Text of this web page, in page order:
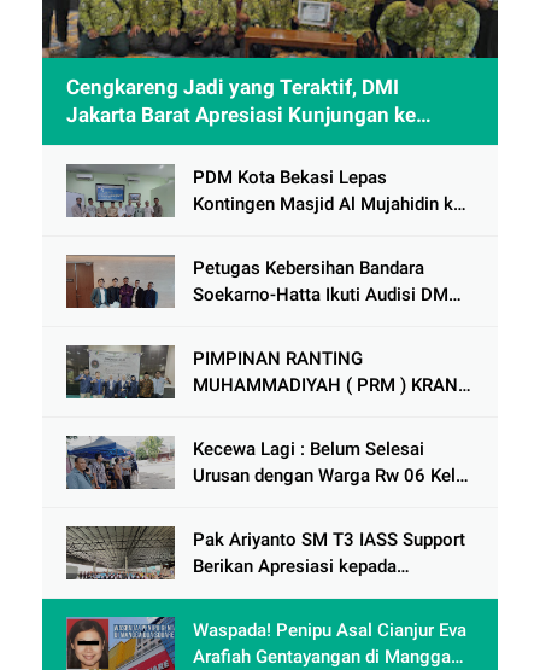
Cengkareng Jadi yang Teraktif, DMI
Jakarta Barat Apresiasi Kunjungan ke
Sheikh Zayed Solo
PDM Kota Bekasi Lepas
Kontingen Masjid Al Mujahidin ke
Petugas Kebersihan Bandara
Soekarno-Hatta Ikuti Audisi DMD
PIMPINAN RANTING
MUHAMMADIYAH ( PRM ) KRANJI
MUHAMMAdIYAH KE 113
Kecewa Lagi : Belum Selesai
Urusan dengan Warga Rw 06 Kel
di Duga Berulah lagi dengan
Pak Ariyanto SM T3 IASS Support
Berikan Apresiasi kepada
Terminal 3
Waspada! Penipu Asal Cianjur Eva
Arafiah Gentayangan di Mangga